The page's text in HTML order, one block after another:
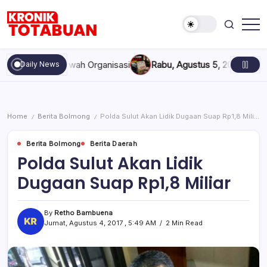
content
Totabuan
hari
ini
Kronik
Daily News
Marwah Organisasi Rabu, Agustus 5, 2026 , 11:44 AM Anak
Home / Berita Bolmong / Polda Sulut Akan Lidik Dugaan Suap Rp1,8 Miliar
Berita Bolmong Berita Daerah
Polda Sulut Akan Lidik
Dugaan Suap Rp1,8 Miliar
By Retho Bambuena
Jumat, Agustus 4, 2017 , 5:49 AM
2 Min Read